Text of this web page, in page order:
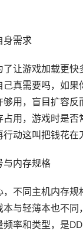
身需求
让游戏加载更快
己真需要吗，如果
够用，盲目扩容反
占用，游戏时是否
动这叫把钱花在
与内存规格
，不同主机内存规
本与轻薄本也不同
率和类型，是